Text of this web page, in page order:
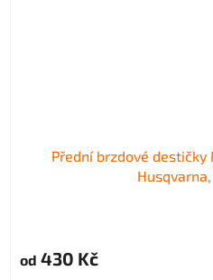
Přední brzdové
Husqvarna,
od 430 Kč